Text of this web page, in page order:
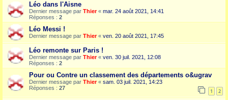
Léo dans l'Aisne
Dernier message par Thier« mar. 24 août 2021, 14:41
Réponses : 2
Léo Messi !
Dernier message par Thier« ven. 20 août 2021, 17:45
Léo remonte sur Paris !
Dernier message par Thier« ven. 30 juil. 2021, 12:08
Réponses : 2
Pour ou Contre un classement des départements o&ugrav
Dernier message par Thier« sam. 03 juil. 2021, 14:23
Réponses : 27 1 2